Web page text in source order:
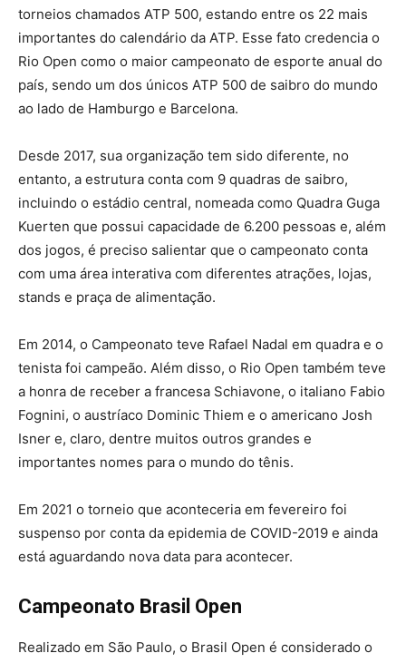
torneios chamados ATP 500, estando entre os 22 mais
importantes do calendário da ATP. Esse fato credencia o
Rio Open como o maior campeonato de esporte anual do
país, sendo um dos únicos ATP 500 de saibro do mundo
ao lado de Hamburgo e Barcelona.
Desde 2017, sua organização tem sido diferente, no
entanto, a estrutura conta com 9 quadras de saibro,
incluindo o estádio central, nomeada como Quadra Guga
Kuerten que possui capacidade de 6.200 pessoas e, além
dos jogos, é preciso salientar que o campeonato conta
com uma área interativa com diferentes atrações, lojas,
stands e praça de alimentação.
Em 2014, o Campeonato teve Rafael Nadal em quadra e o
tenista foi campeão. Além disso, o Rio Open também teve
a honra de receber a francesa Schiavone, o italiano Fabio
Fognini, o austríaco Dominic Thiem e o americano Josh
Isner e, claro, dentre muitos outros grandes e
importantes nomes para o mundo do tênis.
Em 2021 o torneio que aconteceria em fevereiro foi
suspenso por conta da epidemia de COVID-2019 e ainda
está aguardando nova data para acontecer.
Campeonato Brasil Open
Realizado em São Paulo, o Brasil Open é considerado o